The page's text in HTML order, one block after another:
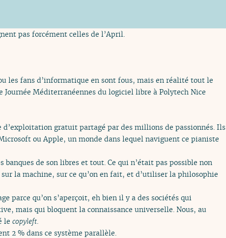
pas forcément celles de l’April.
les fans d’informatique en sont fous, mais en réalité tout le
Journée Méditerranéennes du logiciel libre à Polytech Nice
d’exploitation gratuit partagé par des millions de passionnés. Ils
ou Apple, un monde dans lequel naviguent ce pianiste
banques de son libres et tout. Ce qui n’était pas possible non
la machine, sur ce qu’on en fait, et d’utiliser la philosophie
parce qu’on s’aperçoit, eh bien il y a des sociétés qui
mais qui bloquent la connaissance universelle. Nous, au
le copyleft
2 % dans ce système parallèle.